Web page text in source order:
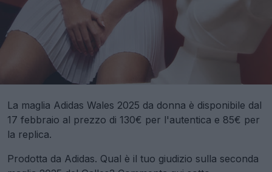
La maglia Adidas Wales 2025 da donna è disponibile dal
17 febbraio al prezzo di 130€ per l'autentica e 85€ per
la replica.
Prodotta da Adidas. Qual è il tuo giudizio sulla seconda